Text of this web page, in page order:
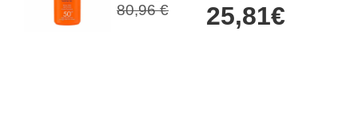
80,96 € 25,81€